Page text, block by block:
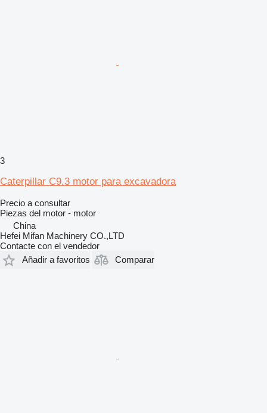
3
Caterpillar C9.3 motor para excavadora
Precio a consultar
Piezas del motor - motor
China
Hefei Mifan Machinery CO.,LTD
Contacte con el vendedor
Añadir a favoritos
Comparar